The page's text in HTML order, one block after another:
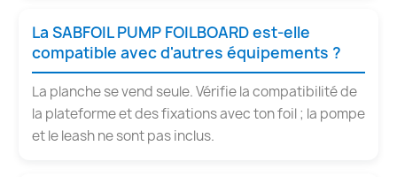
La SABFOIL PUMP FOILBOARD est-elle
compatible avec d'autres équipements ?
La planche se vend seule. Vérifie la compatibilité de
la plateforme et des fixations avec ton foil ; la pompe
et le leash ne sont pas inclus.